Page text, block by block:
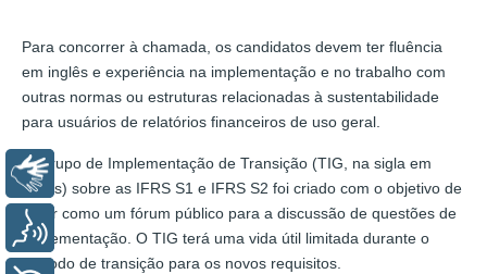
Para concorrer à chamada, os candidatos devem ter fluência
em inglês e experiência na implementação e no trabalho com
outras normas ou estruturas relacionadas à sustentabilidade
para usuários de relatórios financeiros de uso geral.
O Grupo de Implementação de Transição (TIG, na sigla em
inglês) sobre as IFRS S1 e IFRS S2 foi criado com o objetivo de
atuar como um fórum público para a discussão de questões de
implementação. O TIG terá uma vida útil limitada durante o
período de transição para os novos requisitos.
Libras